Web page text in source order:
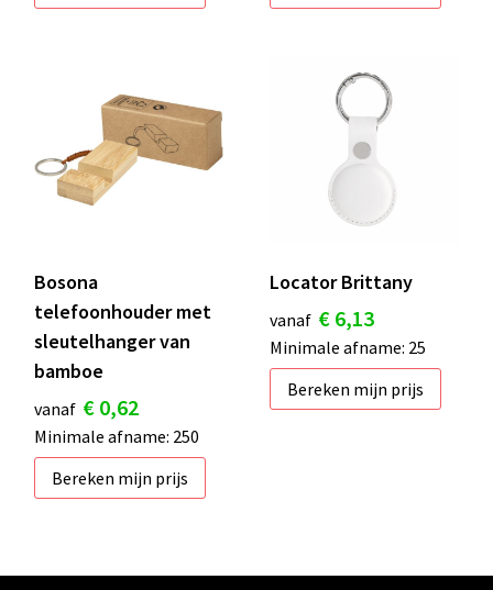
Bosona
telefoonhouder met
sleutelhanger van
bamboe
vanaf € 0,62
Minimale afname: 250
Bereken mijn prijs
Locator Brittany
vanaf € 6,13
Minimale afname: 25
Bereken mijn prijs